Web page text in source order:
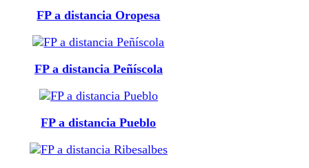
FP a distancia Oropesa
FP a distancia Peñíscola
FP a distancia Pueblo